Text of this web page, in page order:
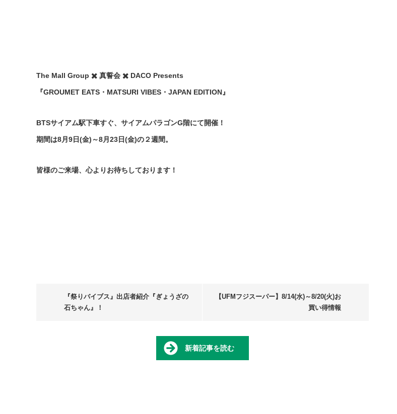
The Mall Group ✖️ 真誓会 ✖️ DACO Presents
『GROUMET EATS ・ MATSURI VIBES ・ JAPAN EDITION』
BTSサイアム駅下車すぐ、サイアムパラゴンG階にて開催！
期間は8月 9日(金) ～8月 23日(金)の２週間。
皆様のご来場、心よりお待ちしております！
『祭りバイブス』出店者紹介『ぎょうざの
石ちゃん』！
【UFMフジスーパー】8/14(水)～8/20(火)お
買い得情報
新着記事を読む